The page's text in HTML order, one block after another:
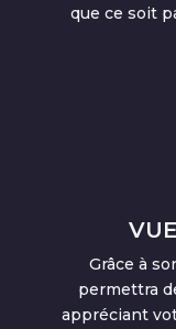
que ce soit
Grâce à
permettra
appréciant